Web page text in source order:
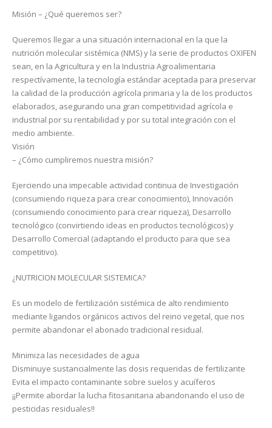
Misión – ¿Qué queremos ser?
Queremos llegar a una situación internacional en la que la
nutrición molecular sistémica (NMS) y la serie de productos OXIFEN
sean, en la Agricultura y en la Industria Agroalimentaria
respectívamente, la tecnología estándar aceptada para preservar
la calidad de la producción agrícola primaria y la de los productos
elaborados, asegurando una gran competitividad agrícola e
industrial por su rentabilidad y por su total integración con el
medio ambiente.
Visión
– ¿Cómo cumpliremos nuestra misión?
Ejerciendo una impecable actividad continua de Investigación
(consumiendo riqueza para crear conocimiento), Innovación
(consumiendo conocimiento para crear riqueza), Desarrollo
tecnológico (convirtiendo ideas en productos tecnológicos) y
Desarrollo Comercial (adaptando el producto para que sea
competitivo).
¿NUTRICION MOLECULAR SISTEMICA?
Es un modelo de fertilización sistémica de alto rendimiento
mediante ligandos orgánicos activos del reino vegetal, que nos
permite abandonar el abonado tradicional residual.
Minimiza las necesidades de agua
Disminuye sustancialmente las dosis requeridas de fertilizante
Evita el impacto contaminante sobre suelos y acuíferos
¡¡Permite abordar la lucha fitosanitaria abandonando el uso de
pesticidas residuales!!